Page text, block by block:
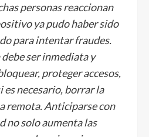
personas reaccionan
ya pudo haber sido
para intentar fraudes.
ser inmediata y
proteger accesos,
es necesario, borrar la
remota. Anticiparse con
no solo aumenta las